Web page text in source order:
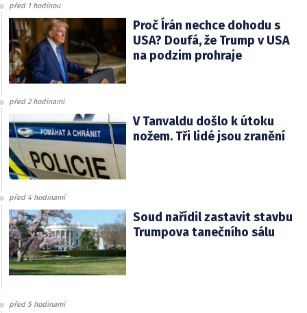
před 1 hodinou
Proč Írán nechce dohodu s
USA? Doufá, že Trump v USA
na podzim prohraje
před 2 hodinami
V Tanvaldu došlo k útoku
nožem. Tři lidé jsou zranění
před 4 hodinami
Soud nařídil zastavit stavbu
Trumpova tanečního sálu
před 5 hodinami